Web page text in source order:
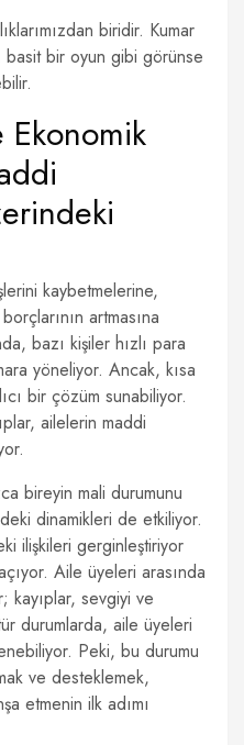
biridir. Kumar
basit bir oyun gibi görünse
Ekonomik
kaybetmelerine,
artmasına
bazı kişiler hızlı para
yöneliyor. Ancak, kısa
bir çözüm sunabiliyor.
ailelerin maddi
bireyin mali durumunu
dinamikleri de etkiliyor.
ilişkileri gerginleştiriyor
Aile üyeleri arasında
kayıplar, sevgiyi ve
durumlarda, aile üyeleri
Peki, bu durumu
ve desteklemek,
etmenin ilk adımı